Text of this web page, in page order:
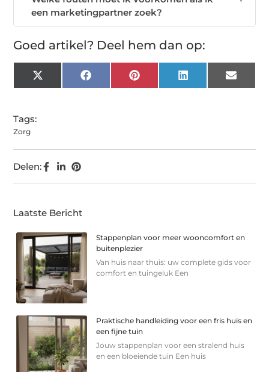
een marketingpartner zoek?
Goed artikel? Deel hem dan op:
X
(Twitter)
Facebook Pinterest LinkedIn Email
Tags:
Zorg
Delen:
Laatste Bericht
Stappenplan voor meer wooncomfort en
buitenplezier
Van huis naar thuis: uw complete gids voor
comfort en tuingeluk Een
Praktische handleiding voor een fris huis en
een fijne tuin
Jouw stappenplan voor een stralend huis
en een bloeiende tuin Een huis